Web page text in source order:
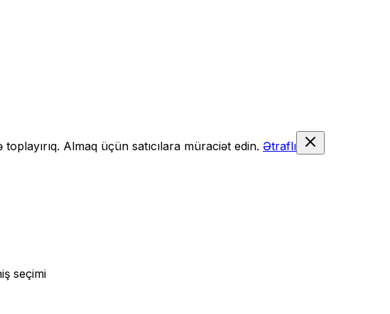
Almaq üçün satıcılara müraciət edin. Ətraflı
seçimi